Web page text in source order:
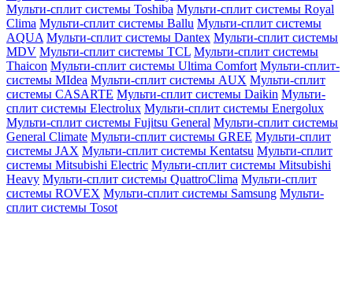
Мульти-сплит системы Toshiba Мульти-сплит системы Royal
Clima Мульти-сплит системы Ballu Мульти-сплит системы
AQUA Мульти-сплит системы Dantex Мульти-сплит системы
MDV Мульти-сплит системы TCL Мульти-сплит системы
Thaicon Мульти-сплит системы Ultima Comfort Мульти-сплит-
системы MIdea Мульти-сплит системы AUX Мульти-сплит
системы CASARTE Мульти-сплит системы Daikin Мульти-
сплит системы Electrolux Мульти-сплит системы Energolux
Мульти-сплит системы Fujitsu General Мульти-сплит системы
General Climate Мульти-сплит системы GREE Мульти-сплит
системы JAX Мульти-сплит системы Kentatsu Мульти-сплит
системы Mitsubishi Electric Мульти-сплит системы Mitsubishi
Heavy Мульти-сплит системы QuattroClima Мульти-сплит
системы ROVEX Мульти-сплит системы Samsung Мульти-
сплит системы Tosot